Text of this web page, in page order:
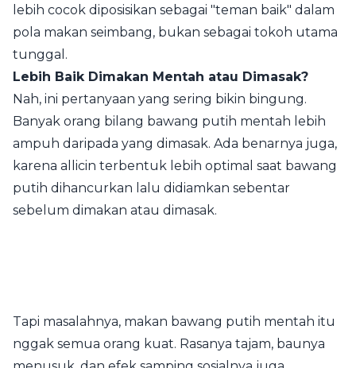
lebih cocok diposisikan sebagai "teman baik" dalam
pola makan seimbang, bukan sebagai tokoh utama
tunggal.
Lebih Baik Dimakan Mentah atau Dimasak?
Nah, ini pertanyaan yang sering bikin bingung.
Banyak orang bilang bawang putih mentah lebih
ampuh daripada yang dimasak. Ada benarnya juga,
karena allicin terbentuk lebih optimal saat bawang
putih dihancurkan lalu didiamkan sebentar
sebelum dimakan atau dimasak.
Tapi masalahnya, makan bawang putih mentah itu
nggak semua orang kuat. Rasanya tajam, baunya